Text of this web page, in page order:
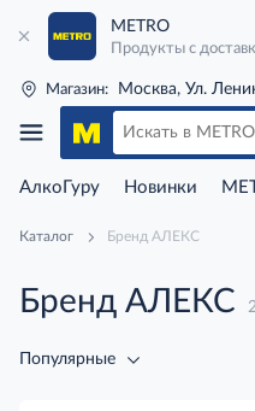
METRO
Продукты с
Магазин: Москва, Ул.
АлкоГуру Новинки
Каталог Бренд АЛЕКС
Бренд АЛЕКС
Популярные